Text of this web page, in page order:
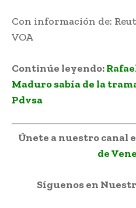
Con información de:
VOA
Continúe leyendo:
Maduro sabía de la
Pdvsa
Únete a nuestro canal
de
Síguenos en